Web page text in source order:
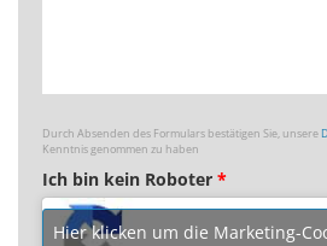
Durch Absenden des Formulars bestätigen Sie, unsere
Kenntnis genommen zu haben
Ich bin kein Roboter *
Hier klicken um die Marketing-